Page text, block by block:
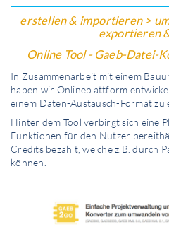
erstellen & importieren >
exportieren
Online Tool - Gaeb-Datei-
In Zusammen­arbeit mit einem
haben wir Onlineplattform
einem Daten-Austausch-Format zu
Hinter dem Tool verbirgt sich eine
Funktionen für den Nutzer
Credits bezahlt, welche z.B. durch
können.